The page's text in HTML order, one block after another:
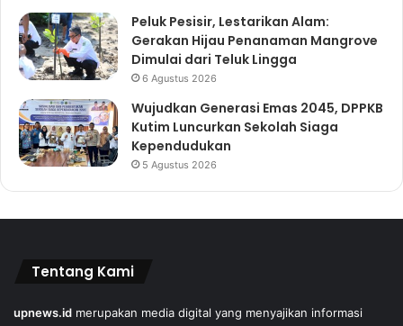
Peluk Pesisir, Lestarikan Alam:
Gerakan Hijau Penanaman Mangrove
Dimulai dari Teluk Lingga
6 Agustus 2026
Wujudkan Generasi Emas 2045, DPPKB
Kutim Luncurkan Sekolah Siaga
Kependudukan
5 Agustus 2026
Tentang Kami
upnews.id merupakan media digital yang menyajikan informasi